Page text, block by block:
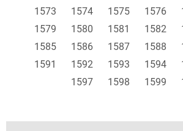
1573
1574 1575 1576
1579
1580 1581 1582
1585
1586 1587 1588
1591
1592 1593 1594
1597
1598 1599